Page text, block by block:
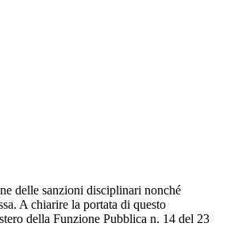
delle sanzioni disciplinari nonché
A chiarire la portata di questo
della Funzione Pubblica n. 14 del 23